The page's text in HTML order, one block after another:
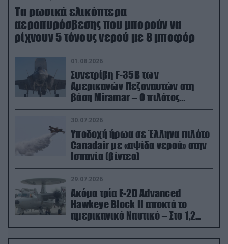
Τα ρωσικά ελικόπτερα
αεροπυρόσβεσης που μπορούν να
ρίχνουν 5 τόνους νερού με 8 μποφόρ
01.08.2026
Συνετρίβη F-35B των
Αμερικανών Πεζοναυτών στη
βάση Miramar – Ο πιλότος
εκτινάχθηκε εγκαίρως
30.07.2026
Υποδοχή ήρωα σε Έλληνα πιλότο
Canadair με «αψίδα νερού» στην
Ισπανία (βίντεο)
29.07.2026
Ακόμα τρία E-2D Advanced
Hawkeye Block II αποκτά το
αμερικανικό Ναυτικό – Στο 1,2
δισ.δολάρια το κόστος